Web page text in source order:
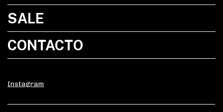
SALE
CONTACTO
Instagram